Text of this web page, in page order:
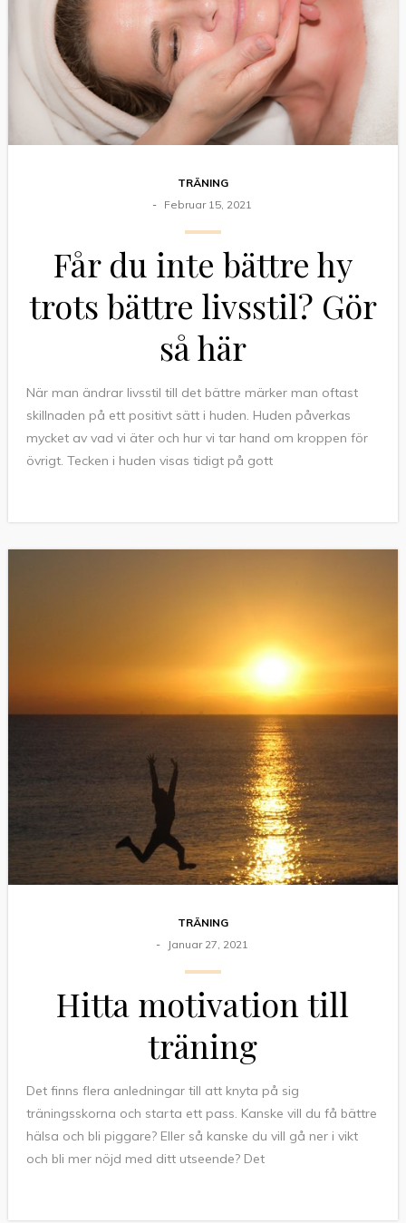
TRÄNING
Februar 15, 2021
Får du inte bättre hy
trots bättre livsstil? Gör
så här
När man ändrar livsstil till det bättre märker man oftast
skillnaden på ett positivt sätt i huden. Huden påverkas
mycket av vad vi äter och hur vi tar hand om kroppen för
övrigt. Tecken i huden visas tidigt på gott
TRÄNING
Januar 27, 2021
Hitta motivation till
träning
Det finns flera anledningar till att knyta på sig
träningsskorna och starta ett pass. Kanske vill du få bättre
hälsa och bli piggare? Eller så kanske du vill gå ner i vikt
och bli mer nöjd med ditt utseende? Det